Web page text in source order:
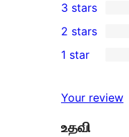
star
reviews
4-
star
reviews
0
3-
star
3 stars
2-
review
2 stars
star
review
1 star
Your review
உதவி